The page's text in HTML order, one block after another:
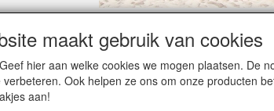
naast een hoop heugelijke momenten van
werken met een vakantiebezetting.
geplaatst worden kunnen hierdoor vertraging
nog terug moeten binnen komen dan is het
maakt gebruik van cookies
hier aan welke cookies we mogen plaatsen. De
Ook helpen ze ons om onze producten
aan!